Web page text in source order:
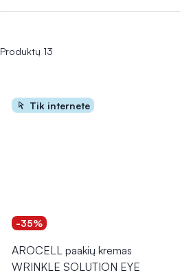
Produktų 13
Tik internete
-35%
AROCELL paakių kremas
WRINKLE SOLUTION EYE